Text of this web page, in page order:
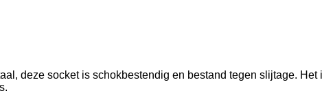
deze socket is schokbestendig en bestand tegen slijtage. Het